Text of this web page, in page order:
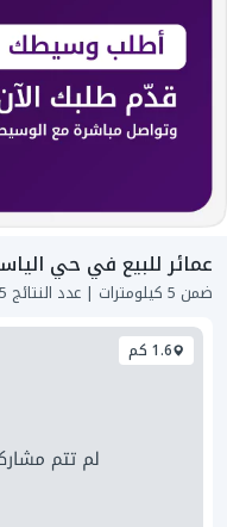
عمائر للبيع في حي
ضمن 5 كيلومترات | عدد النتائج 5
1.6 كم